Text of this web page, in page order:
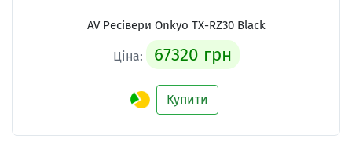
AV Ресівери Onkyo TX-RZ30 Black
Ціна: 67320 грн
Купити